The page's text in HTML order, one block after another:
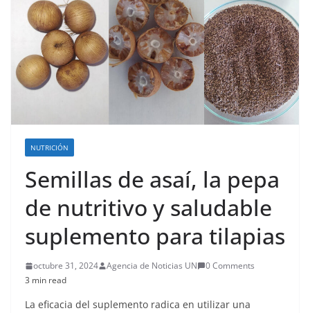
NUTRICIÓN
Semillas de asaí, la pepa
de nutritivo y saludable
suplemento para tilapias
octubre 31, 2024 Agencia de Noticias UN
0 Comments
3 min read
La eficacia del suplemento radica en utilizar una